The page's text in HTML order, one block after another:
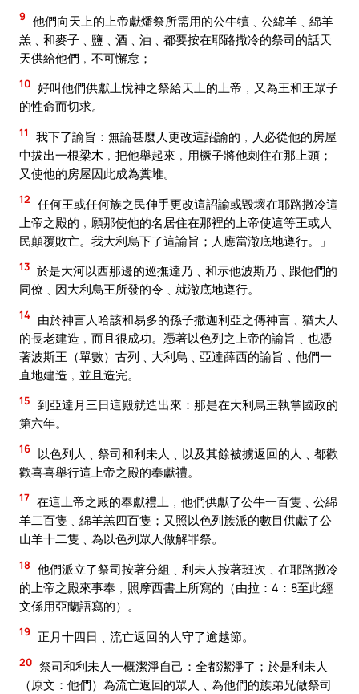
9 他們向天上的上帝獻燔祭所需用的公牛犢﹑公綿羊﹑綿羊
羔﹑和麥子﹑鹽﹑酒﹑油﹑都要按在耶路撒冷的祭司的話天
天供給他們﹐不可懈怠；
10 好叫他們供獻上悅神之祭給天上的上帝﹐又為王和王眾子
的性命而切求。
11
我下了諭旨：無論甚麼人更改這詔諭的﹐人必從他的房屋
中拔出一根梁木﹐把他舉起來﹐用橛子將他刺住在那上頭；
又使他的房屋因此成為糞堆。
12 任何王或任何族之民伸手更改這詔諭或毀壞在耶路撒冷這
上帝之殿的﹐願那使他的名居住在那裡的上帝使這等王或人
民顛覆敗亡。我大利烏下了這諭旨；人應當澈底地遵行。」
13 於是大河以西那邊的巡撫達乃﹑和示他波斯乃﹑跟他們的
同僚﹑因大利烏王所發的令﹑就澈底地遵行。
14 由於神言人哈該和易多的孫子撒迦利亞之傳神言﹑猶大人
的長老建造﹐而且很成功。憑著以色列之上帝的諭旨﹑也憑
著波斯王（單數）古列﹑大利烏﹑亞達薛西的諭旨﹑他們一
直地建造﹐並且造完。
15 到亞達月三日這殿就造出來：那是在大利烏王執掌國政的
第六年。
16 以色列人﹑祭司和利未人﹑以及其餘被擄返回的人﹑都歡
歡喜喜舉行這上帝之殿的奉獻禮。
17 在這上帝之殿的奉獻禮上﹐他們供獻了公牛一百隻﹑公綿
羊二百隻﹑綿羊羔四百隻；又照以色列族派的數目供獻了公
山羊十二隻﹑為以色列眾人做解罪祭。
18 他們派立了祭司按著分組﹑利未人按著班次﹑在耶路撒冷
的上帝之殿來事奉﹐照摩西書上所寫的（由拉：4：8至此經
文係用亞蘭語寫的）。
19 正月十四日﹑流亡返回的人守了逾越節。
20 祭司和利未人一概潔淨自己：全都潔淨了；於是利未人
（原文：他們）為流亡返回的眾人﹑為他們的族弟兄做祭司